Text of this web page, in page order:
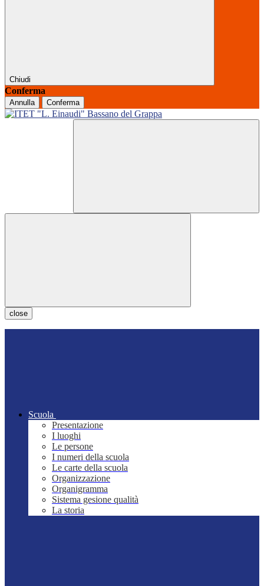
Chiudi
Conferma
Annulla Conferma
close
Scuola
Presentazione
I luoghi
Le persone
I numeri della scuola
Le carte della scuola
Organizzazione
Organigramma
Sistema gesione qualità
La storia